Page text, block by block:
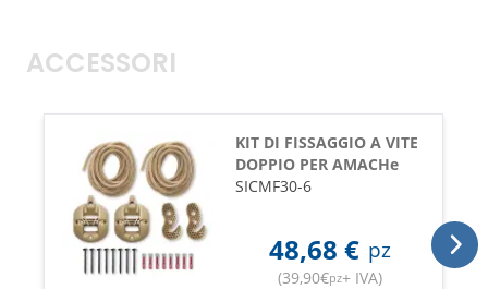
ACCESSORI
KIT DI FISSAGGIO A VITE
DOPPIO PER AMACHe
SICMF30-6
48,68 € pz
(39,90€pz+ IVA)